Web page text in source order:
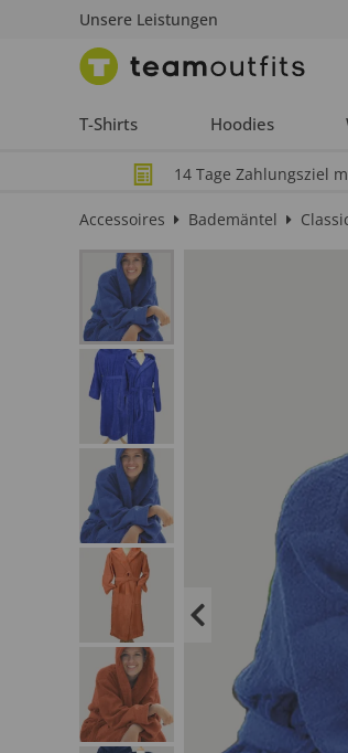
Unsere Leistungen
T-Shirts Hoodies
14 Tage Zahlungsziel
Accessoires Bademäntel